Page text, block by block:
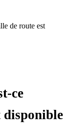
de route est
ce
disponible